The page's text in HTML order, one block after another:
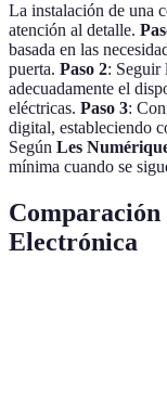
La instalación de una
atención al detalle.
basada en las
puerta. Paso 2: Seguir
adecuadamente el
eléctricas. Paso 3:
digital, estableciendo
Según Les
mínima cuando se
Comparación
Electrónica